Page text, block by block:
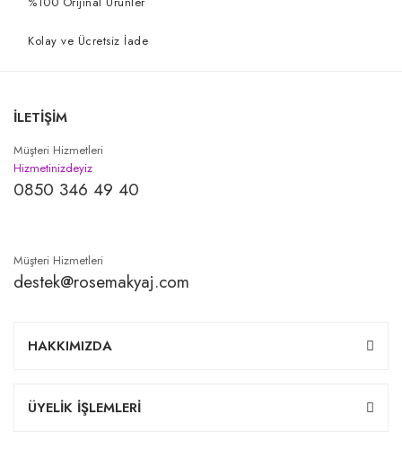
Kolay ve Ücretsiz İade
İLETİŞİM
Müşteri Hizmetleri
Hizmetinizdeyiz
0850 346 49 40
Müşteri Hizmetleri
destek@rosemakyaj.com
HAKKIMIZDA
ÜYELİK İŞLEMLERİ